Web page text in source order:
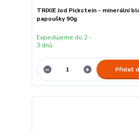
TRIXIE Jod Pickstein - minerální
papoušky 90g
Expedujeme do 2 -
3 dnů
Přidat